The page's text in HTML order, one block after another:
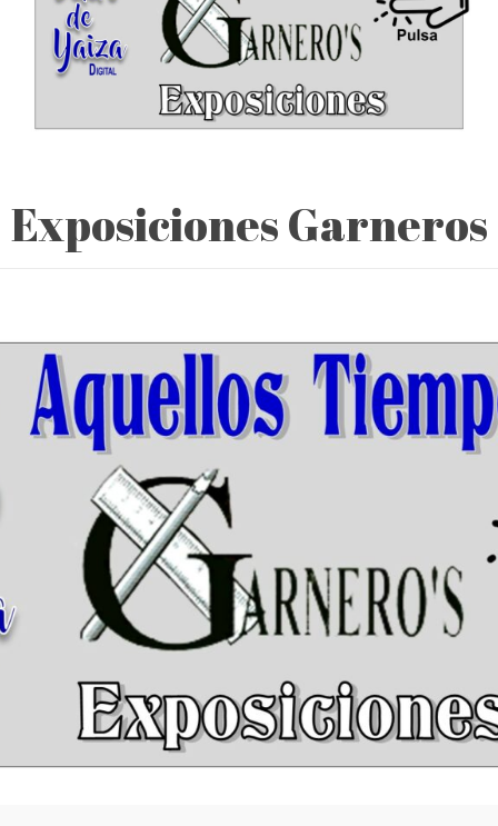
Exposiciones Garneros